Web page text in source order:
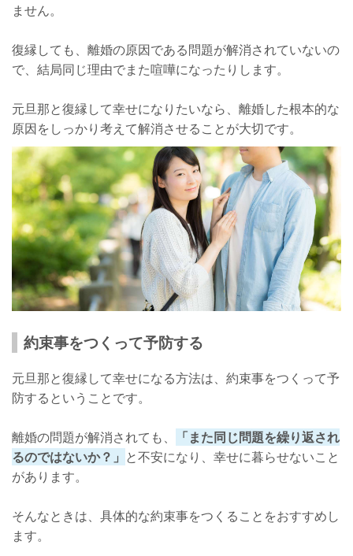
ません。
復縁しても、離婚の原因である問題が解消されていないの
で、結局同じ理由でまた喧嘩になったりします。
元旦那と復縁して幸せになりたいなら、離婚した根本的な
原因をしっかり考えて解消させることが大切です。
約束事をつくって予防する
元旦那と復縁して幸せになる方法は、約束事をつくって予
防するということです。
離婚の問題が解消されても、
「また同じ問題を繰り返され
るのではないか？」 と不安になり、幸せに暮らせないこと
があります。
そんなときは、具体的な約束事をつくることをおすすめし
ます。